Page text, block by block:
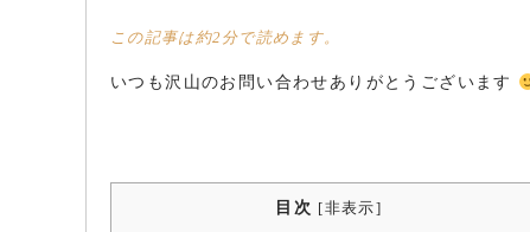
この記事は約2分で読めます。
いつも沢山のお問い合わせありがとうございます
目次 [非表示]